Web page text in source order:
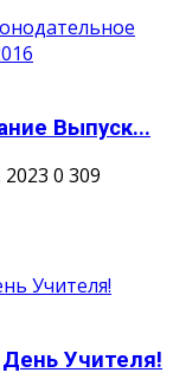
Выпуск...
0 309
Учителя!